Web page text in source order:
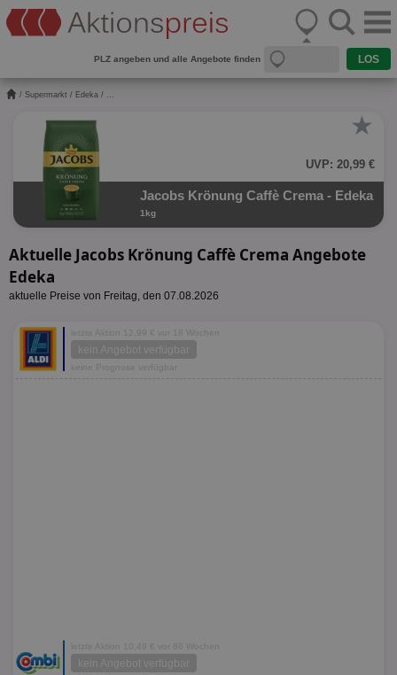
PLZ angeben und alle Angebote finden
/ Supermarkt / Edeka / ...
★
UVP: 20,99 €
Jacobs Krönung Caffè Crema - Edeka
1kg
Aktuelle Jacobs Krönung Caffè Crema Angebote
Edeka
aktuelle Preise von Freitag, den 07.08.2026
letzte Aktion 12,99 € vor 18 Wochen
kein Angebot verfügbar
keine Prognose verfügbar
letzte Aktion 10,49 € vor 86 Wochen
kein Angebot verfügbar